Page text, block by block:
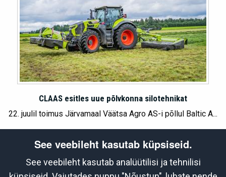
CLAAS esitles uue põlvkonna silotehnikat
22. juulil toimus Järvamaal Väätsa Agro AS-i põllul Baltic A...
Partnerid
See veebileht kasutab küpsiseid.
See veebileht kasutab analüütilisi ja tehnilisi